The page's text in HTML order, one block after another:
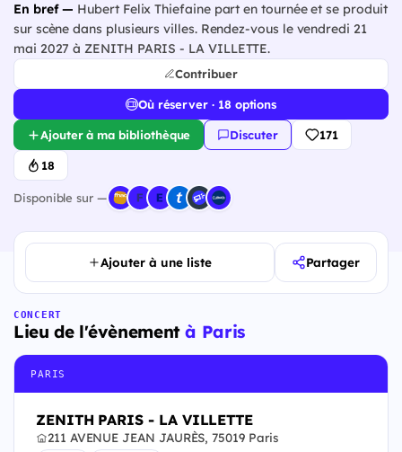
En bref — Hubert Felix Thiefaine part en tournée et se produit
sur scène dans plusieurs villes. Rendez-vous le vendredi 21
mai 2027 à ZENITH PARIS - LA VILLETTE.
Contribuer
Où réserver · 18 options
Ajouter à ma bibliothèque Discuter 171
18
Disponible sur —
Ajouter à une liste Partager
CONCERT
Lieu de l'évènementà Paris
PARIS
ZENITH PARIS - LA VILLETTE
211 AVENUE JEAN JAURÈS, 75019 Paris